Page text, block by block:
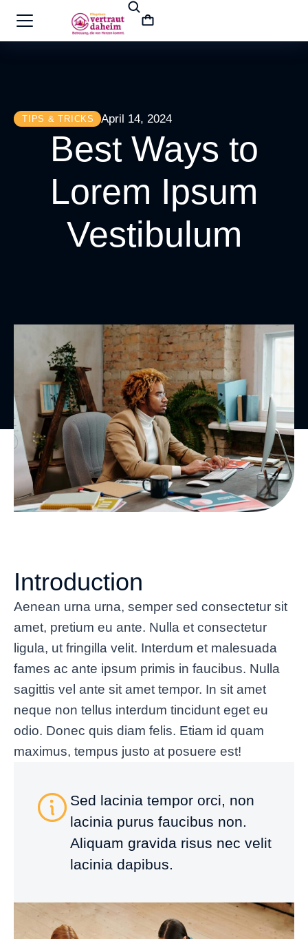
TIPS & TRICKS April 14, 2024
Best Ways to
Lorem Ipsum
Vestibulum
Introduction
Aenean urna urna, semper sed consectetur sit
amet, pretium eu ante. Nulla et consectetur
ligula, ut fringilla velit. Interdum et malesuada
fames ac ante ipsum primis in faucibus. Nulla
sagittis vel ante sit amet tempor. In sit amet
neque non tellus interdum tincidunt eget eu
odio. Donec quis diam felis. Etiam id quam
maximus, tempus justo at posuere est!
Sed lacinia tempor orci, non
lacinia purus faucibus non.
Aliquam gravida risus nec velit
lacinia dapibus.